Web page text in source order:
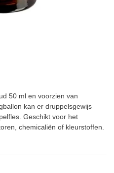
50 ml en voorzien van
kan er druppelsgewijs
Geschikt voor het
chemicaliën of kleurstoffen.